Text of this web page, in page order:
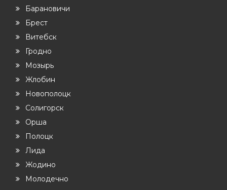
Барановичи
Брест
Витебск
Гродно
Мозырь
Жлобин
Новополоцк
Солигорск
Орша
Полоцк
Лида
Жодино
Молодечно